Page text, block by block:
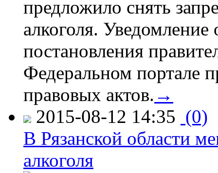
предложило снять
алкоголя. Уведомление
постановления
Федеральном портале
правовых актов. →
2015-08-12 14:35 (0)
В Рязанской области
алкоголя